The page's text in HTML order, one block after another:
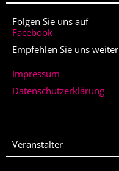
Folgen Sie uns auf
Facebook
Empfehlen Sie uns weiter
Impressum
Datenschutzerklärung
Veranstalter